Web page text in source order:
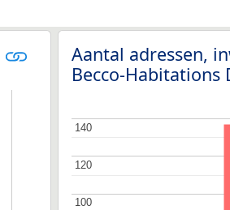
Aantal adressen,
Becco-Habitations
100
100
120
120
140
140